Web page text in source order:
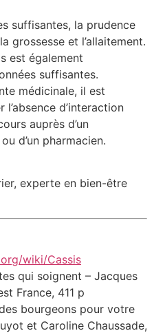
suffisantes, la prudence
grossesse et l’allaitement.
est également
suffisantes.
médicinale, il est
d’interaction
auprès d’un
d’un pharmacien.
experte en bien-être
wiki/Cassis
qui soignent – Jacques
France, 411 p
bourgeons pour votre
et Caroline Chaussade,